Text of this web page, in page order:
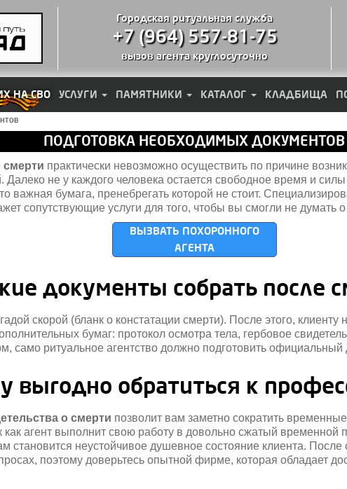
Городская ритуальная служба
+7 (964) 557-81-75
вызов агента круглосуточно
НА СВО УСЛУГИ ПАМЯТНИКИ КАТАЛОГ КЛАДБИЩА
ПОДГОТОВКА НЕОБХОДИМЫХ ДОКУМЕНТОВ
смерти практически невозможно осуществить по причине
Далеко не у каждого человека остается свободное время и
важная бумага, пренебрегать которой не стоит.
сопутствующие услуги для того, чтобы вы смогли не думать
ВЫЗВАТЬ ПОХОРОННОГО
АГЕНТА
документы собрать после
скорой (бланк о констатации смерти). После этого,
бумаг: протокол осмотра тела, гербовое
само ритуальное агентство должно подготовить официальный
выгодно обратиться к
о смерти позволит вам заметно сократить
как агент выполнит свою работу в довольно сжатый
неустойчивое душевное состояние клиента. После
поэтому доверьтесь опытной фирме, которая обладает